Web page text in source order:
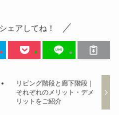
ェアしてね！
リビング階段と廊下階段｜
それぞれのメリット・デメ
リットをご紹介